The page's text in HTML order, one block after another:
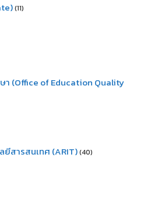
(11)
(Office of Education Quality
ยีสารสนเทศ (ARIT)(40)